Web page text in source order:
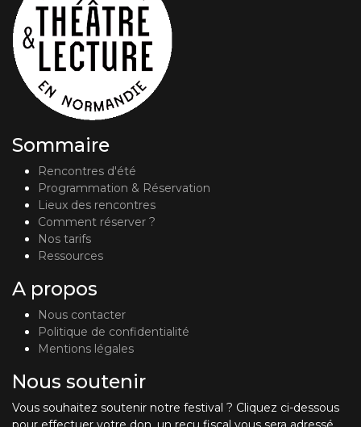
Sommaire
Rencontres d'été
Programmation & Réservation
Lieux des rencontres
Comment réserver ?
Nos tarifs
Ressources
A propos
Nous contacter
Politique de confidentialité
Mentions légales
Nous soutenir
Vous souhaitez soutenir notre festival ? Cliquez ci-dessous